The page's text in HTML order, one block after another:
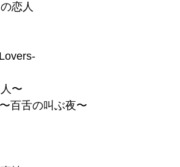
恋人
〜
百舌の叫ぶ夜〜